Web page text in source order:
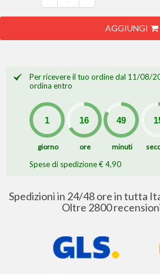
AGGIUNGI
Per ricevere il tuo ordine dal 11/08/
ordina entro
giorno ore minuti
Spese di spedizione € 4,90
Spedizioni in 24/48 ore in tutta
Oltre 2800